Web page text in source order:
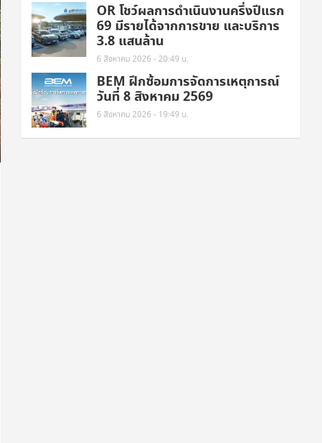
OR โชว์ผลการดำเนินงานครึ่งปีแรก
69 มีรายได้จากการขาย และบริการ
3.8 แสนล้าน
6 สิงหาคม 2026 - 20:49 น.
BEM ฝึกซ้อมการจัดการเหตุการณ์
วันที่ 8 สิงหาคม 2569
6 สิงหาคม 2026 - 19:49 น.